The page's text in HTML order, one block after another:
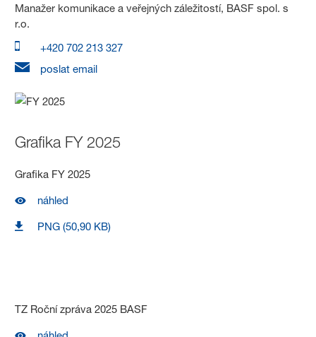
Manažer komunikace a veřejných záležitostí, BASF spol. s
r.o.
+420 702 213 327
poslat email
Grafika FY 2025
Grafika FY 2025
náhled
PNG (50,90 KB)
TZ Roční zpráva 2025 BASF